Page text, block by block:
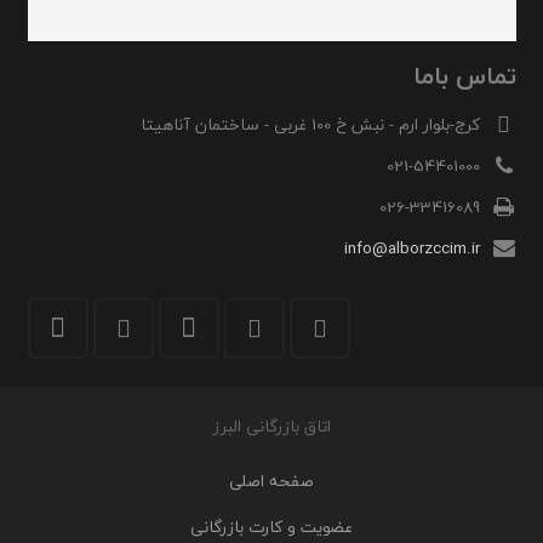
تماس باما
کرج-بلوار ارم - نبش خ 100 غربی - ساختمان آناهیتا
021-54401000
026-33416089
info@alborzccim.ir
اتاق بازرگانی البرز
صفحه اصلی
عضویت و کارت بازرگانی